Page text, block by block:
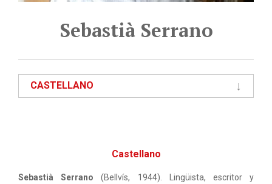
Sebastià Serrano
CASTELLANO
Castellano
Sebastià Serrano (Bellvís, 1944). Lingüista, escritor y